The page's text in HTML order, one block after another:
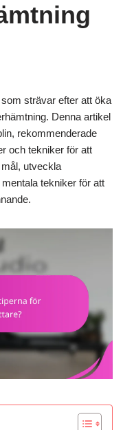
strävar efter att öka
Denna artikel
rekommenderade
och tekniker för att
utveckla
tekniker för att